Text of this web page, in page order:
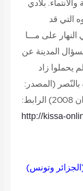
بلادي
التي قد
النهار على مـــا
المدينة عن
يحملوا زاد
(المصدر:
http://kissa-
وتونس)